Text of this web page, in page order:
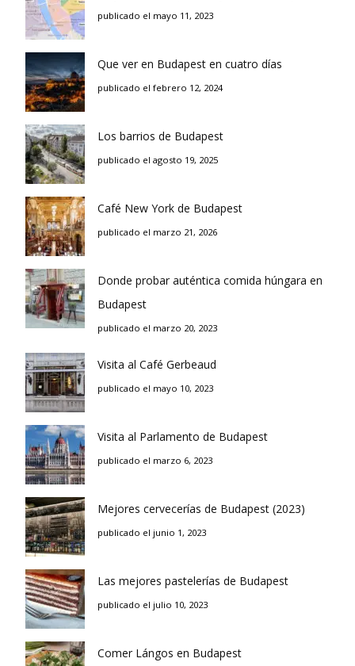
publicado el mayo 11, 2023
Que ver en Budapest en cuatro días
publicado el febrero 12, 2024
Los barrios de Budapest
publicado el agosto 19, 2025
Café New York de Budapest
publicado el marzo 21, 2026
Donde probar auténtica comida húngara en
Budapest
publicado el marzo 20, 2023
Visita al Café Gerbeaud
publicado el mayo 10, 2023
Visita al Parlamento de Budapest
publicado el marzo 6, 2023
Mejores cervecerías de Budapest (2023)
publicado el junio 1, 2023
Las mejores pastelerías de Budapest
publicado el julio 10, 2023
Comer Lángos en Budapest